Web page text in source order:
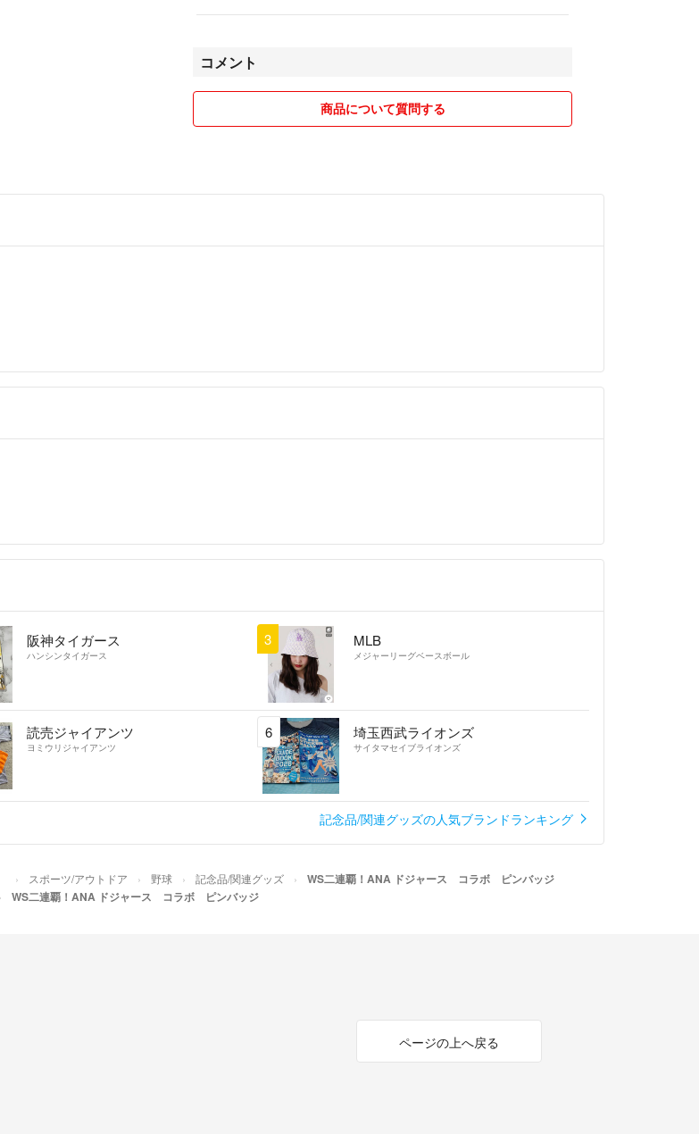
コメント
商品について質問する
阪神タイガース
ハンシンタイガース
3 MLB
メジャーリーグベースボール
読売ジャイアンツ
ヨミウリジャイアンツ
6 埼玉西武ライオンズ
サイタマセイブライオンズ
記念品/関連グッズの人気ブランドランキング
スポーツ/アウトドア 野球 記念品/関連グッズ WS二連覇！ANA ドジャース コラボ ピンバッジ
WS二連覇！ANA ドジャース コラボ ピンバッジ
ページの上へ戻る